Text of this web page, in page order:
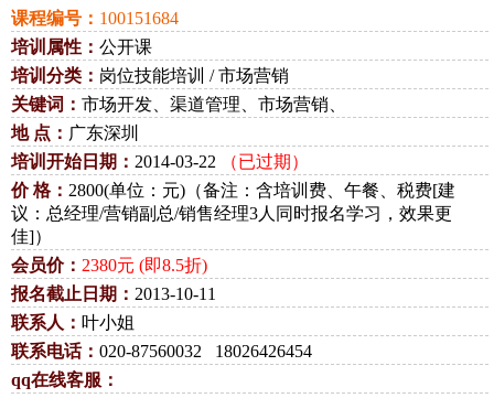
课程编号： 100151684
培训属性： 公开课
培训分类： 岗位技能培训 / 市场营销
关键词： 市场开发、渠道管理、市场营销、
地 点： 广东深圳
培训开始日期： 2014-03-22
（已过期）
价 格： 2800(单位：元)（备注：含培训费、午餐、税费[建
议：总经理/营销副总/销售经理3人同时报名学习，效果更
佳]）
会员价： 2380元 (即8.5折)
报名截止日期： 2013-10-11
联系人： 叶小姐
联系电话： 020-87560032 18026426454
qq在线客服：